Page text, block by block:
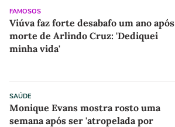
FAMOSOS
Viúva faz forte desabafo um ano após
morte de Arlindo Cruz: 'Dediquei
minha vida'
SAÚDE
Monique Evans mostra rosto uma
semana após ser 'atropelada por